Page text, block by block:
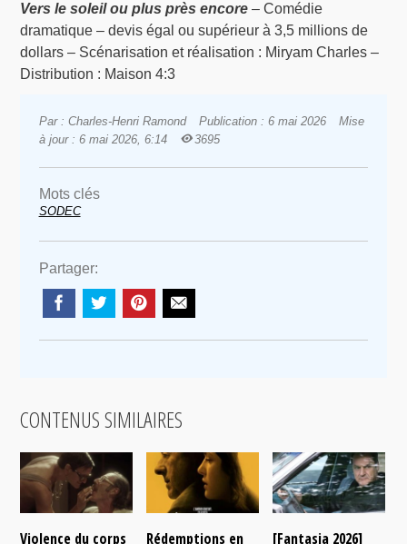
Vers le soleil ou plus près encore – Comédie
dramatique – devis égal ou supérieur à 3,5 millions de
dollars – Scénarisation et réalisation : Miryam Charles –
Distribution : Maison 4:3
Par : Charles-Henri Ramond Publication : 6 mai 2026
Mise
à jour : 6 mai 2026, 6:14
3695
Mots clés
SODEC
Partager:
CONTENUS SIMILAIRES
Violence du corps
Rédemptions en
[Fantasia 2026]